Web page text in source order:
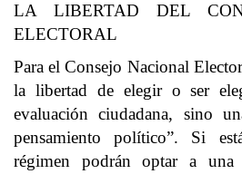
LA LIBERTAD DEL
ELECTORAL
Para el Consejo Nacional
la libertad de elegir o ser
evaluación ciudadana, sino
pensamiento político”. Si
régimen podrán optar a una